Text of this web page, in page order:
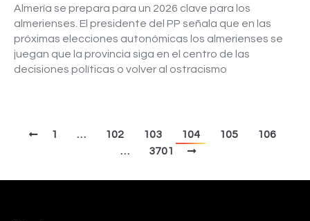
Almería se prepara para un 2026 clave para los
almerienses. El presidente del PP señala que en las
próximas elecciones autonómicas los almerienses se
juegan que la provincia siga en el centro de las
decisiones políticas o volver al ostracismo
1 … 102 103 104 105
106
…
3701